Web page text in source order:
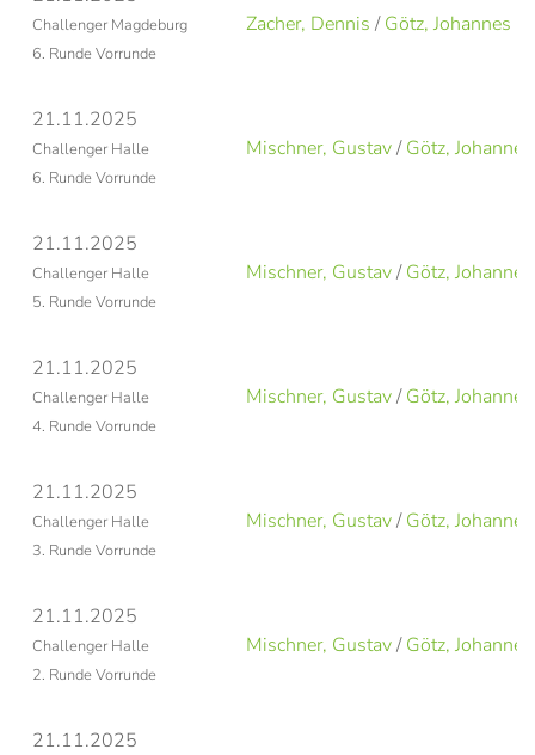
Challenger Magdeburg
6. Runde Vorrunde
Zacher, Dennis /Götz, Johannes
21.11.2025
Challenger Halle
6. Runde Vorrunde
Mischner, Gustav/Götz, Johannes
21.11.2025
Challenger Halle
5. Runde Vorrunde
Mischner, Gustav/Götz, Johannes
21.11.2025
Challenger Halle
4. Runde Vorrunde
Mischner, Gustav/Götz, Johannes
21.11.2025
Challenger Halle
3. Runde Vorrunde
Mischner, Gustav/Götz, Johannes
21.11.2025
Challenger Halle
2. Runde Vorrunde
Mischner, Gustav/Götz, Johannes
21.11.2025